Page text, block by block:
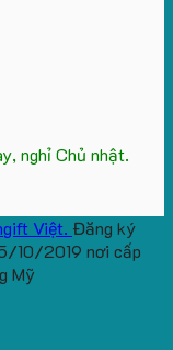
nghỉ Chủ nhật.
Việt. Đăng ký
10/2019 nơi cấp
Mỹ